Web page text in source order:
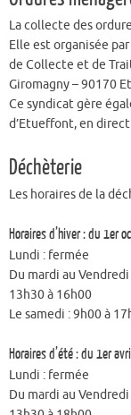
La collecte des
Elle est organisée
de Collecte et de
Giromagny – 90170
Ce syndicat gère
d’Etueffont, en
Déchèterie
Les horaires de la
Horaires d’hiver : du 1er
Lundi : fermée
Du mardi au
13h30 à 16h00
Le samedi : 9h00 à
Horaires d’été : du 1er
Lundi : fermée
Du mardi au